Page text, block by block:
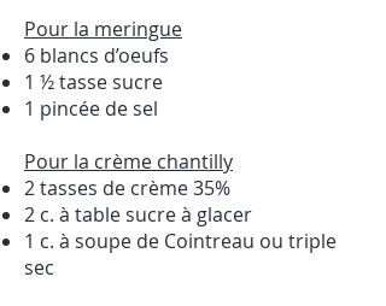
Pour la meringue
6 blancs d’oeufs
1 ½ tasse sucre
1 pincée de sel
Pour la crème chantilly
2 tasses de crème 35%
2 c. à table sucre à glacer
1 c. à soupe de Cointreau ou triple
sec